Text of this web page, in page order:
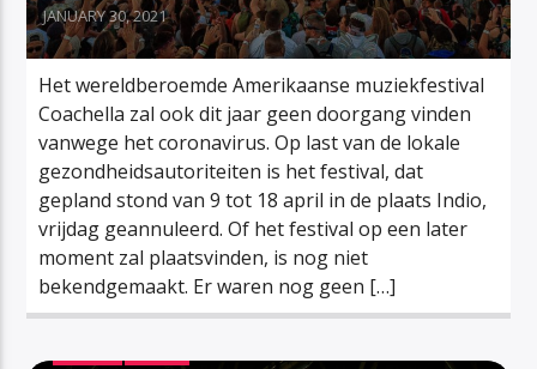
JANUARY 30, 2021
Het wereldberoemde Amerikaanse muziekfestival
Coachella zal ook dit jaar geen doorgang vinden
vanwege het coronavirus. Op last van de lokale
gezondheidsautoriteiten is het festival, dat
gepland stond van 9 tot 18 april in de plaats Indio,
vrijdag geannuleerd. Of het festival op een later
moment zal plaatsvinden, is nog niet
bekendgemaakt. Er waren nog geen […]